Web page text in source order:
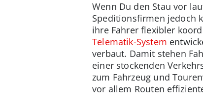
Wenn Du den Stau vor
Speditionsfirmen jedoch
ihre Fahrer flexibler
Telematik-System
verbaut. Damit stehen
einer stockenden
zum Fahrzeug und
vor allem Routen